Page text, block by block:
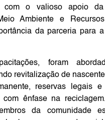
com o valioso apoio da
Ambiente e
da parceria para
foram
revitalização de
reservas legais
com ênfase na
da comunidade